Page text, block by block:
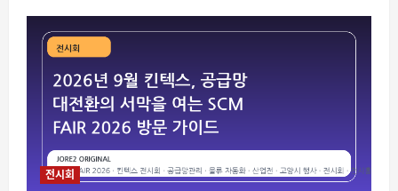
전시회
3
4
월페이퍼 엔진에서 피해야 할 애니메이
션 배경화면과 멀티 모니터 환경의 숨은
함정
8월 9, 2026
요즘뜨는소식